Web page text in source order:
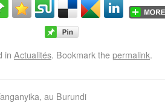
in Actualités. Bookmark thepermalink.
au Burundi